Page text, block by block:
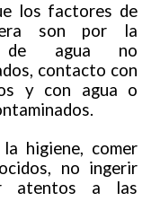
los factores de
son por la
de agua no
contacto con
y con agua o
higiene, comer
no ingerir
atentos a las